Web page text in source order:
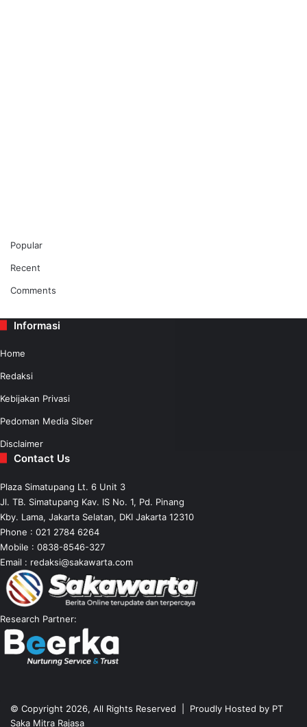
Popular
Recent
Comments
Informasi
Home
Redaksi
Kebijakan Privasi
Pedoman Media Siber
Disclaimer
Contact Us
Plaza Simatupang Lt. 6 Unit 3
Jl. TB. Simatupang Kav. IS No. 1, Pd. Pinang
Kby. Lama, Jakarta Selatan, DKI Jakarta 12310
Phone : 021 2784 6264
Mobile : 0838-8546-327
Email : redaksi@sakawarta.com
Research Partner:
© Copyright 2026, All Rights Reserved | Proudly Hosted by PT
Saka Mitra Rajasa